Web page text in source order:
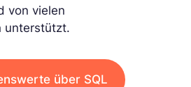
von vielen
unterstützt.
über SQL